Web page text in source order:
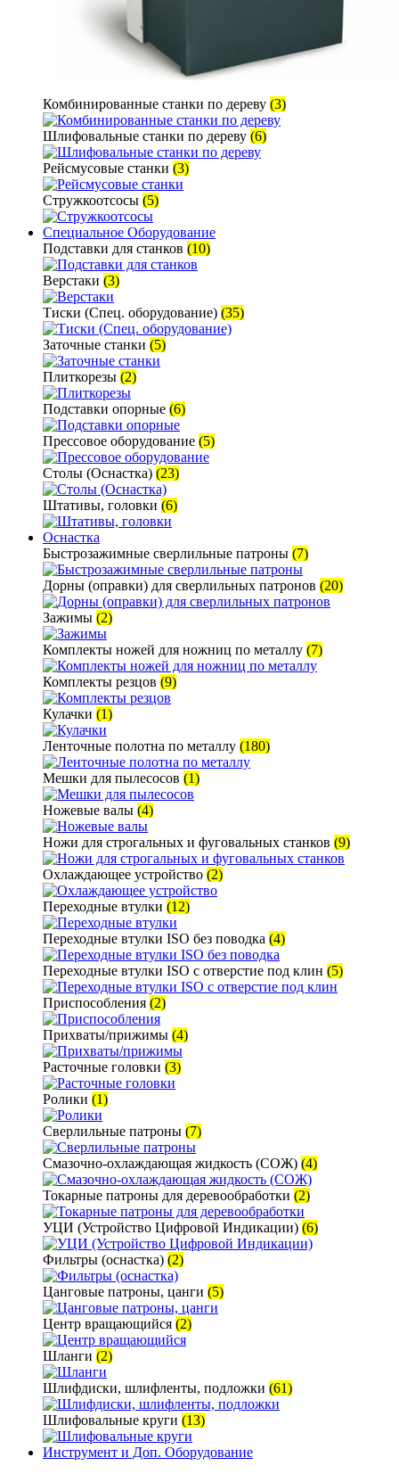
Комбинированные станки по дереву (3)
Шлифовальные станки по дереву (6)
Рейсмусовые станки (3)
Стружкоотсосы (5)
Специальное Оборудование
Подставки для станков (10)
Верстаки (3)
Тиски (Спец. оборудование) (35)
Заточные станки (5)
Плиткорезы (2)
Подставки опорные (6)
Прессовое оборудование (5)
Столы (Оснастка) (23)
Штативы, головки (6)
Оснастка
Быстрозажимные сверлильные патроны (7)
Дорны (оправки) для сверлильных патронов (20)
Зажимы (2)
Комплекты ножей для ножниц по металлу (7)
Комплекты резцов (9)
Кулачки (1)
Ленточные полотна по металлу (180)
Мешки для пылесосов (1)
Ножевые валы (4)
Ножи для строгальных и фуговальных станков (9)
Охлаждающее устройство (2)
Переходные втулки (12)
Переходные втулки ISO без поводка (4)
Переходные втулки ISO с отверстие под клин (5)
Приспособления (2)
Прихваты/прижимы (4)
Расточные головки (3)
Ролики (1)
Сверлильные патроны (7)
Смазочно-охлаждающая жидкость (СОЖ) (4)
Токарные патроны для деревообработки (2)
УЦИ (Устройство Цифровой Индикации) (6)
Фильтры (оснастка) (2)
Цанговые патроны, цанги (5)
Центр вращающийся (2)
Шланги (2)
Шлифдиски, шлифленты, подложки (61)
Шлифовальные круги (13)
Инструмент и Доп. Оборудование